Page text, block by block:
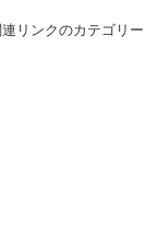
リンクのカテゴリー